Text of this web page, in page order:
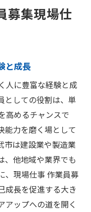
社員の魅力
作業員募集が活
い方法
セット
イント
事を見つける方
募集現場仕
と成長
人に豊富な経験と成
としての役割は、単
高めるチャンスで
能力を磨く場として
市は建設業や製造業
、他地域や業界でも
、現場仕事 作業員募
成長を促進する大き
アップへの道を開く